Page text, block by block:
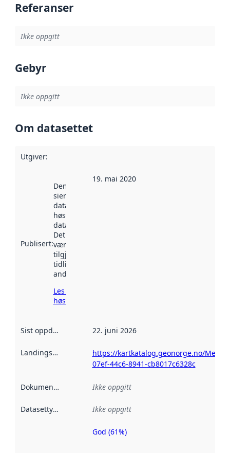
Referanser
Ikke oppgitt
Gebyr
Ikke oppgitt
Om datasettet
Utgiver:
Publisert:
Denne datoen
sier når
datasettet ble
høstet av
data.norge.no.
Det kan ha
vært
tilgjengelig
tidligere
andre steder.
Les mer om
høsting her
19. mai 2020
Sist oppdatert 22. juni 2026
Landingsside
https://kartkatalog.geonorge.no/
07ef-44c6-8941-cb8017c6328c
Dokumentasjon Ikke oppgitt
Datasettype Ikke oppgitt
Metadatakvalitet
God (61%)